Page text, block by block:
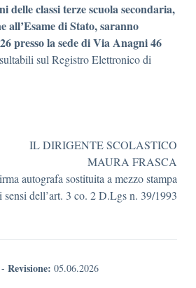
delle classi terze scuola secondaria,
all’Esame di Stato, saranno
presso la sede di Via Anagni 46
sul Registro Elettronico di
IL DIRIGENTE SCOLASTICO
MAURA FRASCA
autografa sostituita a mezzo stampa
sensi dell’art. 3 co. 2 D.Lgs n. 39/1993
- Revisione: 05.06.2026